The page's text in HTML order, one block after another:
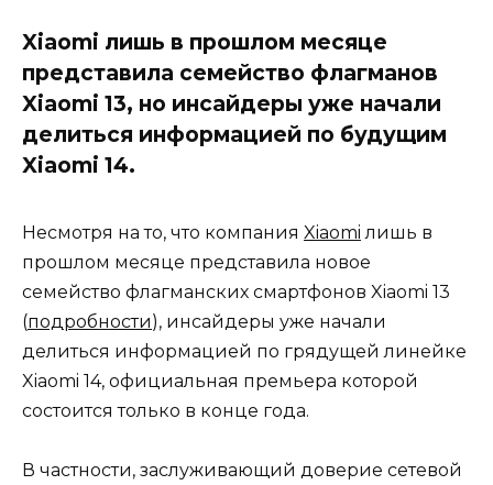
Xiaomi лишь в прошлом месяце
представила семейство флагманов
Xiaomi 13, но инсайдеры уже начали
делиться информацией по будущим
Xiaomi 14.
Несмотря на то, что компания Xiaomi лишь в
прошлом месяце представила новое
семейство флагманских смартфонов Xiaomi 13
(подробности), инсайдеры уже начали
делиться информацией по грядущей линейке
Xiaomi 14, официальная премьера которой
состоится только в конце года.
В частности, заслуживающий доверие сетевой